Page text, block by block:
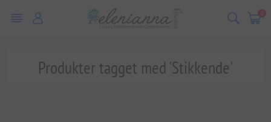
0
Produkter tagget med 'Stikkende'